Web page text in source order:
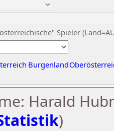
Spieler
Burgenland
Harald
)